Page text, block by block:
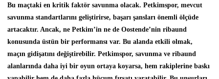
Bu maçtaki en kritik faktör savunma olacak. Petkimspor, mevcut
savunma standartlarını geliştirirse, başarı şansları önemli ölçüde
artacaktır. Ancak, ne Petkim’in ne de Oostende’nin ribaund
konusunda üstün bir performansı var. Bu alanda etkili olmak,
maçın gidişatını değiştirebilir. Petkimspor, savunma ve ribaund
alanlarında daha iyi bir oyun ortaya koyarsa, hem rakiplerine baskı